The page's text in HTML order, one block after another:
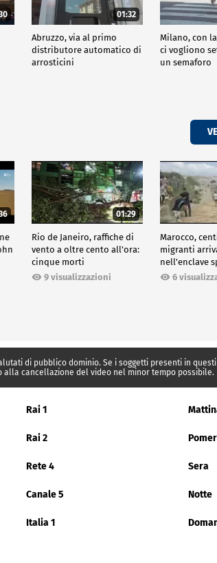
01:32
Abruzzo, via al primo
distributore automatico di
arrosticini
Milano, con
ci vogliono
un semaforo
01:29
Rio de Janeiro, raffiche di
vento a oltre cento all'ora:
cinque morti
9 visualizzazioni
Marocco,
migranti
nell'enclave
Ceuta
6
di pubblico dominio. Se i soggetti presenti in
alla cancellazione del video nel minor tempo possibile.
Rai 1
Rai 2
Rete 4 Sera
Canale 5 Notte
Italia 1